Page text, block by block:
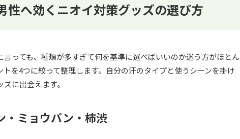
性へ効くニオイ対策グッズの選び方
言っても、種類が多すぎて何を基準に選べばいいのか迷う方がほとん
を4つに絞って整理します。自分の汗のタイプと使うシーンを掛け
に出会えます。
・ミョウバン・柿渋